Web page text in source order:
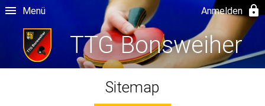
Menü Anmelden
TTG Bonsweiher
Sitemap